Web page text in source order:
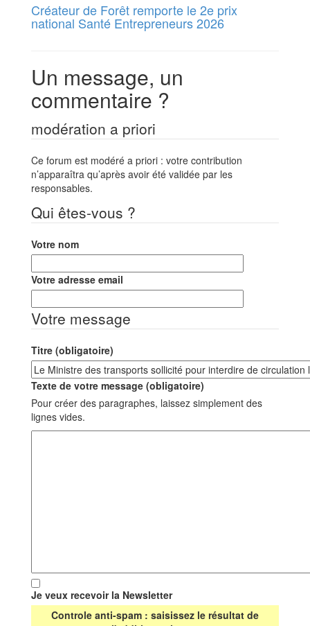
Créateur de Forêt remporte le 2e prix
national Santé Entrepreneurs 2026
Un message, un
commentaire ?
modération a priori
Ce forum est modéré a priori : votre contribution
n’apparaîtra qu’après avoir été validée par les
responsables.
Qui êtes-vous ?
Votre nom
Votre adresse email
Votre message
Titre (obligatoire)
Texte de votre message (obligatoire)
Pour créer des paragraphes, laissez simplement des
lignes vides.
Je veux recevoir la Newsletter
Controle anti-spam : saisissez le résultat de